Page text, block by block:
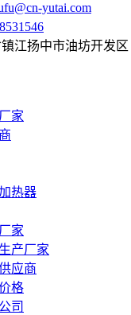
yutai.com
江扬中市油坊开发区
家
热器
家
产厂家
应商
格
司